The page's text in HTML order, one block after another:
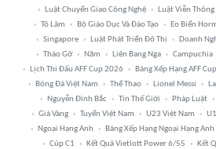
Luật Chuyển Giao Công Nghệ
Luật Viễn Thông
Tô Lâm
Bộ Giáo Dục Và Đào Tạo Eo Biển
Singapore
Luật Phát Triển Đô Thị Doanh
Tháo Gỡ
Năm Liên Bang Nga Campuchia
Lịch Thi Đấu AFF Cup 2026
Bảng Xếp Hạng AFF
Bóng Đá Việt Nam
Thể Thao Lionel Messi
Nguyễn Đình Bắc
Tin Thế Giới Pháp Luật
Giá Vàng
Tuyển Việt Nam U23 Việt Nam
Ngoại Hạng Anh
Bảng Xếp Hạng Ngoại Hạng Anh
Cúp C1
Kết Quả Vietlott Power 6/55 Kết